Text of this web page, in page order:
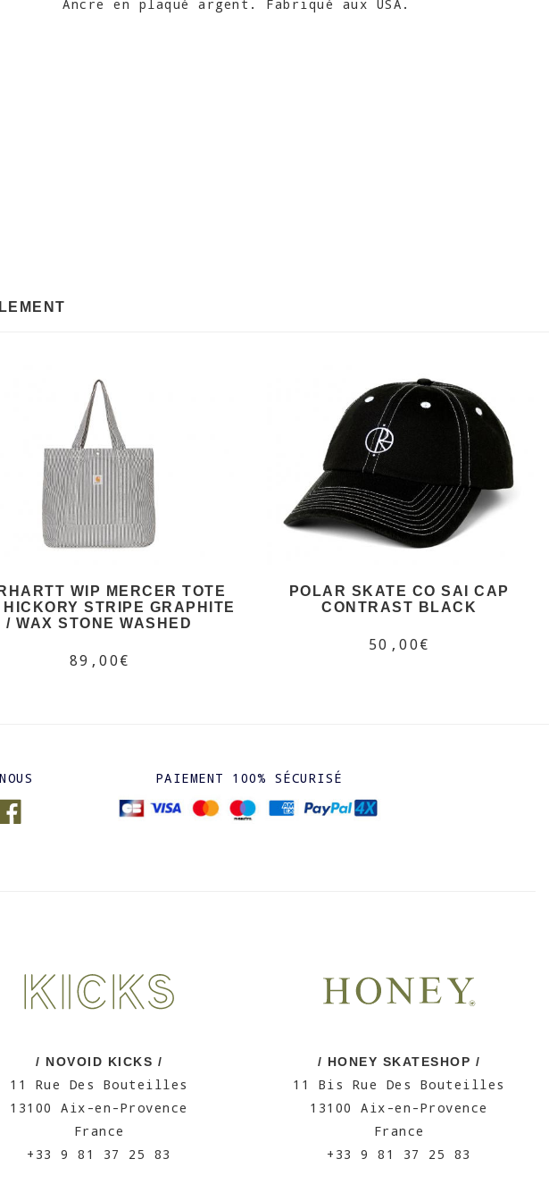
Ancre en plaqué argent. Fabriqué aux USA.
WIP MERCER TOTE
HICKORY STRIPE GRAPHITE
/ WAX STONE WASHED
89,00€
POLAR SKATE CO SAI CAP
CONTRAST BLACK
50,00€
PAIEMENT 100% SÉCURISÉ
/ NOVOID KICKS /
11 Rue Des Bouteilles
13100 Aix-en-Provence
France
+33 9 81 37 25 83
/ HONEY SKATESHOP /
11 Bis Rue Des Bouteilles
13100 Aix-en-Provence
France
+33 9 81 37 25 83